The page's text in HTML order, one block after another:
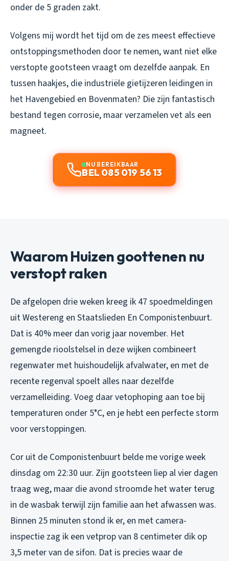
onder de 5 graden zakt.
Volgens mij wordt het tijd om de zes meest effectieve
ontstoppingsmethoden door te nemen, want niet elke
verstopte gootsteen vraagt om dezelfde aanpak. En
tussen haakjes, die industriële gietijzeren leidingen in
het Havengebied en Bovenmaten? Die zijn fantastisch
bestand tegen corrosie, maar verzamelen vet als een
magneet.
NU BEREIKBAAR
BEL 085 019 56 13
Waarom Huizen goottenen nu
verstopt raken
De afgelopen drie weken kreeg ik 47 spoedmeldingen
uit Westereng en Staatslieden En Componistenbuurt.
Dat is 40% meer dan vorig jaar november. Het
gemengde rioolstelsel in deze wijken combineert
regenwater met huishoudelijk afvalwater, en met de
recente regenval spoelt alles naar dezelfde
verzamelleiding. Voeg daar vetophoping aan toe bij
temperaturen onder 5°C, en je hebt een perfecte storm
voor verstoppingen.
Cor uit de Componistenbuurt belde me vorige week
dinsdag om 22:30 uur. Zijn gootsteen liep al vier dagen
traag weg, maar die avond stroomde het water terug
in de wasbak terwijl zijn familie aan het afwassen was.
Binnen 25 minuten stond ik er, en met camera-
inspectie zag ik een vetprop van 8 centimeter dik op
3,5 meter van de sifon. Dat is precies waar de